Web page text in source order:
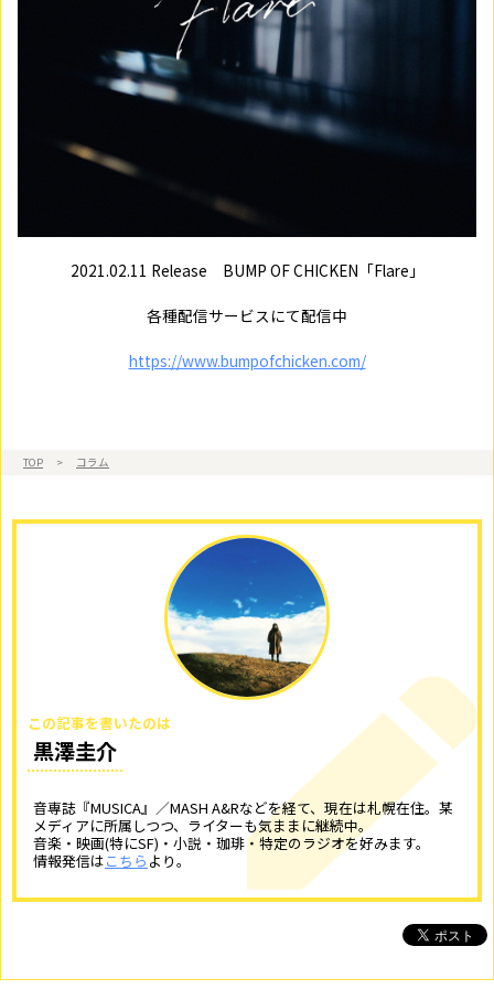
2021.02.11 Release BUMP OF CHICKEN「Flare」
各種配信サービスにて配信中
https://www.bumpofchicken.com/
TOP > コラム
この記事を書いたのは
黒澤圭介
音専誌『MUSICA』／MASH A&Rなどを経て、現在は札幌在住。某
メディアに所属しつつ、ライターも気ままに継続中。
音楽・映画(特にSF)・小説・珈琲・特定のラジオを好みます。
情報発信はこちら より。